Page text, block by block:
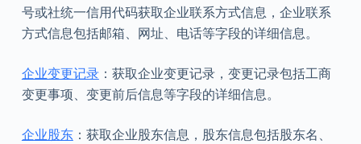
号或社统一信用代码获取企业联系方式信息，企业联系
方式信息包括邮箱、网址、电话等字段的详细信息。
企业变更记录：获取企业变更记录，变更记录包括工商
变更事项、变更前后信息等字段的详细信息。
企业股东：获取企业股东信息，股东信息包括股东名、